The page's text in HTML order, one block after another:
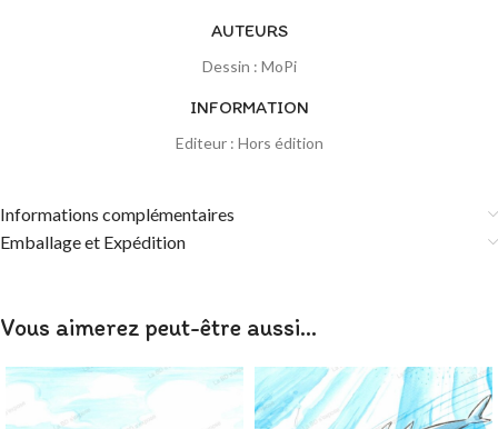
AUTEURS
Dessin : MoPi
INFORMATION
Editeur : Hors édition
Informations complémentaires
Emballage et Expédition
Vous aimerez peut-être aussi…